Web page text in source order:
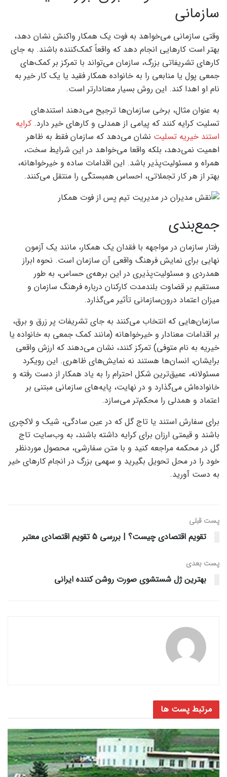
سازمانی
وقتی سازمانی می‌خواهد به فوت یک همکار واکنش نشان دهد،
بهتر است کارهایی انجام دهد که واقعاً کمک‌کننده باشند. به جای
کارهای تشریفاتی بزرگ، سازمان می‌تواند با تمرکز بر کمک‌های
جمعی پول یا منابعی را به خانواده همکار فقید یا یک کار خیر به
نام او اهدا کند. این روش بسیار معنادارتر است.
به عنوان مثال، برخی سازمان‌ها ترجیح می‌دهند استندهای
تسلیت کرایه کنند که پیامی از همدلی و کارهای خیر دارد. کرایه
استند خیریه تسلیت نشان می‌دهد که سازمان فقط به ظاهر
اهمیت نمی‌دهد، بلکه واقعا می‌خواهد در این شرایط سخت،
همراه و مسئولیت‌پذیر باشد. این اقدامات ساده و خیرخواهانه،
بهتر از هر کار تجملاتی، احساس همبستگی را منتقل می‌کنند.
جمع‌بندی
رفتار سازمان در مواجهه با فقدان یک همکار، مانند یک آزمون
نهایی برای نمایش فرهنگ واقعی آن سازمان است. نحوه‌ ابراز
همدردی و مسئولیت‌پذیری در این برهه‌ی حساس، به طور
مستقیم بر قضاوت بلندمدت کارکنان درباره فرهنگ سازمان و
میزان اعتماد درون‌سازمانی تأثیر می‌گذارد.
سازمان‌هایی که انتخاب می‌کنند به جای تشریفات پر زرق و برق،
بر اقدامات معنادار و خیرخواهانه (مانند کمک جمعی به خانواده یا
خیریه به نام متوفی) تمرکز کنند، نشان می‌دهند که ارزش واقعی
برایشان، انسان‌ها هستند نه نمایش‌های ظاهری. این رویکرد
مسئولانه، عمیق‌ترین شکل احترام را به یاد همکار از دست رفته و
خانواده‌اش می‌گذارد و در نهایت، پایه‌های سازمانی مبتنی بر
اعتماد و همدلی را محکم‌تر می‌سازد.
برای سفارش استند یا تاج گل که در عین سادگی، شیک و لاکچری
باشند و قیمتی ارزان برای کرایه داشته باشند، به وب‌سایت تاج
گل در محکمه مراجعه کنید و با متن سفارشی، محصول موردنظر
خود را در محل تحویل بگیرید و سهمی بزرگ در انجام کارهای خیر
به دست آورید.
پست قبلی
تقویم اقتصادی چیست؟ | بررسی 5 تقویم اقتصادی معتبر
پست‌ بعدی
بهترین ژل شستشوی صورت روشن کننده ایرانی
مرتبط پست ها